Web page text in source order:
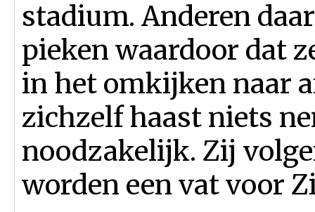
stadium. Anderen
pieken waardoor dat
in het omkijken naar
zichzelf haast niets
noodzakelijk. Zij
worden een vat voor